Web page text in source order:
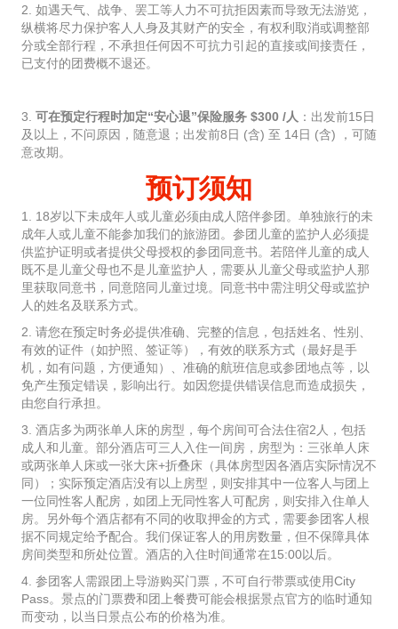
2. 如遇天气、战争、罢工等人力不可抗拒因素而导致无法游览，
纵横将尽力保护客人人身及其财产的安全，有权利取消或调整部
分或全部行程，不承担任何因不可抗力引起的直接或间接责任，
已支付的团费概不退还。
3. 可在预定行程时加定“安心退”保险服务 $300 /人 ：出发前15日
及以上，不问原因，随意退；出发前8日 (含) 至 14日 (含) ，可随
意改期。
预订须知
1. 18岁以下未成年人或儿童必须由成人陪伴参团。单独旅行的未
成年人或儿童不能参加我们的旅游团。参团儿童的监护人必须提
供监护证明或者提供父母授权的参团同意书。若陪伴儿童的成人
既不是儿童父母也不是儿童监护人，需要从儿童父母或监护人那
里获取同意书，同意陪同儿童过境。同意书中需注明父母或监护
人的姓名及联系方式。
2. 请您在预定时务必提供准确、完整的信息，包括姓名、性别、
有效的证件（如护照、签证等），有效的联系方式（最好是手
机，如有问题，方便通知）、准确的航班信息或参团地点等，以
免产生预定错误，影响出行。如因您提供错误信息而造成损失，
由您自行承担。
3. 酒店多为两张单人床的房型，每个房间可合法住宿2人，包括
成人和儿童。部分酒店可三人入住一间房，房型为：三张单人床
或两张单人床或一张大床+折叠床（具体房型因各酒店实际情况不
同）；实际预定酒店没有以上房型，则安排其中一位客人与团上
一位同性客人配房，如团上无同性客人可配房，则安排入住单人
房。另外每个酒店都有不同的收取押金的方式，需要参团客人根
据不同规定给予配合。我们保证客人的用房数量，但不保障具体
房间类型和所处位置。酒店的入住时间通常在15:00以后。
4. 参团客人需跟团上导游购买门票，不可自行带票或使用City
Pass。景点的门票费和团上餐费可能会根据景点官方的临时通知
而变动，以当日景点公布的价格为准。